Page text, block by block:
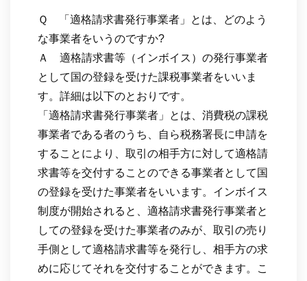
Ｑ 「適格請求書発行事業者」とは、どのよう
な事業者をいうのですか?
Ａ 適格請求書等（インボイス）の発行事業者
として国の登録を受けた課税事業者をいいま
す。詳細は以下のとおりです。
「適格請求書発行事業者」とは、消費税の課税
事業者である者のうち、自ら税務署長に申請を
することにより、取引の相手方に対して適格請
求書等を交付することのできる事業者として国
の登録を受けた事業者をいいます。インボイス
制度が開始されると、適格請求書発行事業者と
しての登録を受けた事業者のみが、取引の売り
手側として適格請求書等を発行し、相手方の求
めに応じてそれを交付することができます。こ